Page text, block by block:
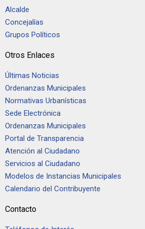
Alcalde
Concejalías
Grupos Políticos
Otros Enlaces
Últimas Noticias
Ordenanzas Municipales
Normativas Urbanísticas
Sede Electrónica
Ordenanzas Municipales
Portal de Transparencia
Atención al Ciudadano
Servicios al Ciudadano
Modelos de Instancias Municipales
Calendario del Contribuyente
Contacto